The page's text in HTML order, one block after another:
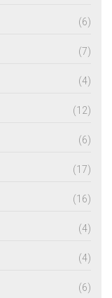
(6)
(7)
(4)
(12)
(6)
(17)
(16)
(4)
(4)
(6)